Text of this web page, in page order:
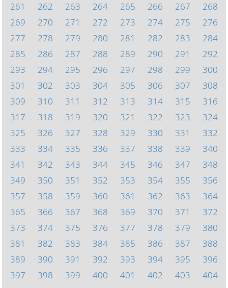
261
262 263 264 265 266 267
268
269
270 271 272 273 274 275
276
277
278 279 280 281 282 283
284
285
286 287 288 289 290 291
292
293
294 295 296 297 298 299
300
301
302 303 304 305 306 307
308
309
310 311 312 313 314 315
316
317
318 319 320 321 322 323
324
325
326 327 328 329 330 331
332
333
334 335 336 337 338 339
340
341
342 343 344 345 346 347
348
349
350 351 352 353 354 355
356
357
358 359 360 361 362 363
364
365
366 367 368 369 370 371
372
373
374 375 376 377 378 379
380
381
382 383 384 385 386 387
388
389
390 391 392 393 394 395
396
397
398 399 400 401 402 403
404